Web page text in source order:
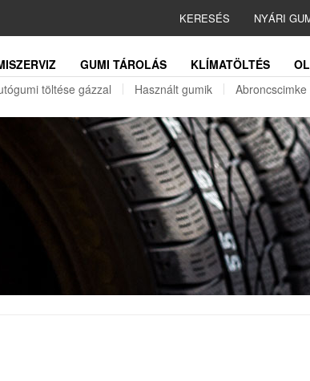
KERESÉS NYÁRI
GUMI TÁROLÁS KLÍMATÖLTÉS
töltése gázzal Használt gumik Abroncscimke